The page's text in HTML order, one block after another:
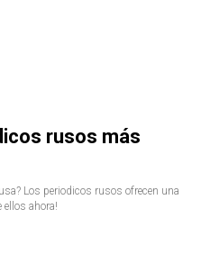
rusos más
Los periodicos rusos ofrecen una
ellos ahora!